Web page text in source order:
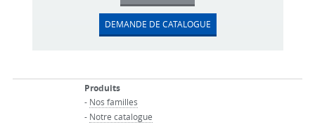
DEMANDE DE CATALOGUE
Produits
- Nos familles
- Notre catalogue